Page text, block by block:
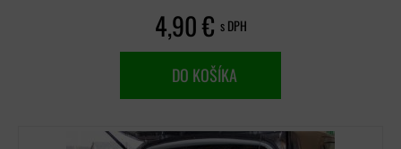
4,90 € s DPH
DO KOŠÍKA